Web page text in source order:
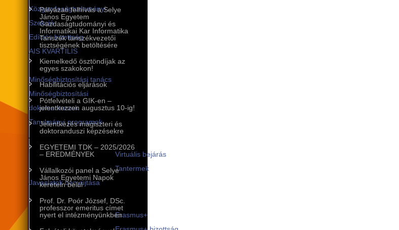
Közgazdaságtudományi
Szekció
Edíciós bizottság
AIS KVARTILIS
Minőségbiztosítás
Minőségbiztosítási tanács
Minőségbiztosítási
dokumentumok
Tanulmányi programok
A tanulmányi programok
infrastruktúrája
Virtuális bejárás
Tantermek
Javaslatok benyújtása
Nemzetközi kapcsolatok
Mobilitási programok
Erasmus+
Pályázati felhívás a Selye
János Egyetem
Gazdaságtudományi és
Informatikai Kar Informatika
Tanszék tanszékvezetői
tisztségének betöltésére
Kiemelkedő ösztöndíjak az
egyes szakokon!
Habilitációs eljárások
Pótfelvételi a GIK-en –
jelentkezzen augusztus 10-ig!
Jelentkezés magiszteri és
doktoranduszi képzésekre
EGYETEMI TDK – 2025/2026
– EREDMÉNYEK
Vállalkozói panel a Selye
János Egyetemi Napok
keretein belül
Prof. Dr. Poór József, DSc.
professzor emeritus címet
nyert el intézményünkben